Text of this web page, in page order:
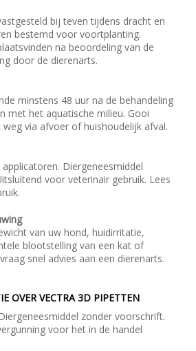
bij teven tijdens dracht en
bestemd voor voortplanting.
na beoordeling van de
door de dierenarts.
minstens 48 uur na de behandeling
met het aquatische milieu. Gooi
weg via afvoer of huishoudelijk afval.
Diergeneesmiddel
voor veterinair gebruik. Lees
van uw hond, huidirritatie,
blootstelling van een kat of
snel advies aan een dierenarts.
OVER VECTRA 3D PIPETTEN
zonder voorschrift.
voor het in de handel